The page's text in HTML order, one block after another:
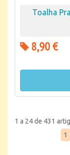
Toalha
8,90 €
1 a 24 de 431
1